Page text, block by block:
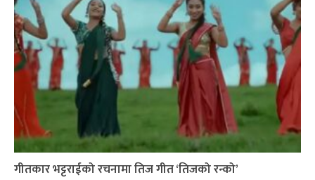
गीतकार भट्टराईको रचनामा तिज गीत ‘तिजको रन्को’